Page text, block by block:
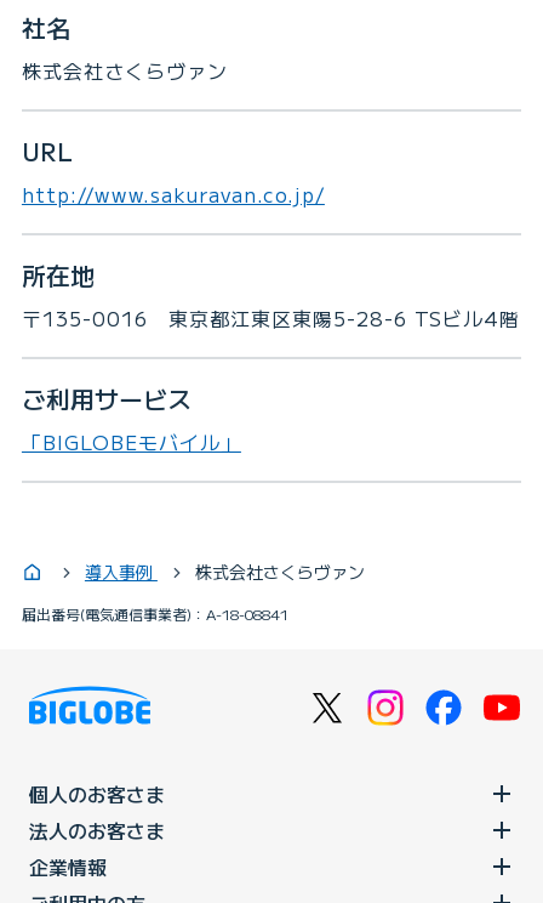
社名
株式会社さくらヴァン
URL
http://www.sakuravan.co.jp/
所在地
〒135-0016 東京都江東区東陽5-28-6 TSビル4階
ご利用サービス
「BIGLOBEモバイル」
導入事例 株式会社さくらヴァン
届出番号(電気通信事業者)：A-18-08841
個人のお客さま
法人のお客さま
企業情報